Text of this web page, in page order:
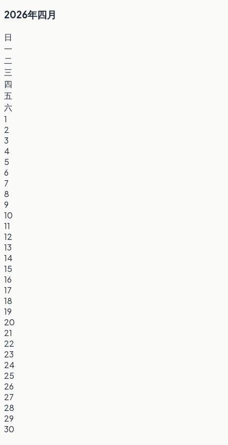
2026年四月
日
一
二
三
四
五
六
1
2
3
4
5
6
7
8
9
10
11
12
13
14
15
16
17
18
19
20
21
22
23
24
25
26
27
28
29
30